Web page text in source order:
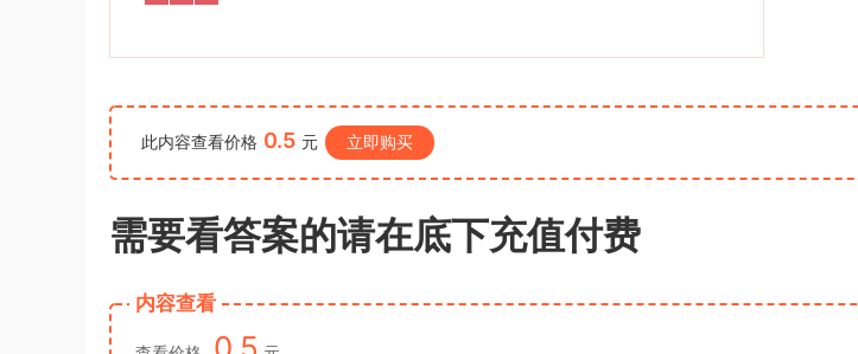
此内容查看价格 0.5 元 立即购买
需要看答案的请在底下充值付费
内容查看